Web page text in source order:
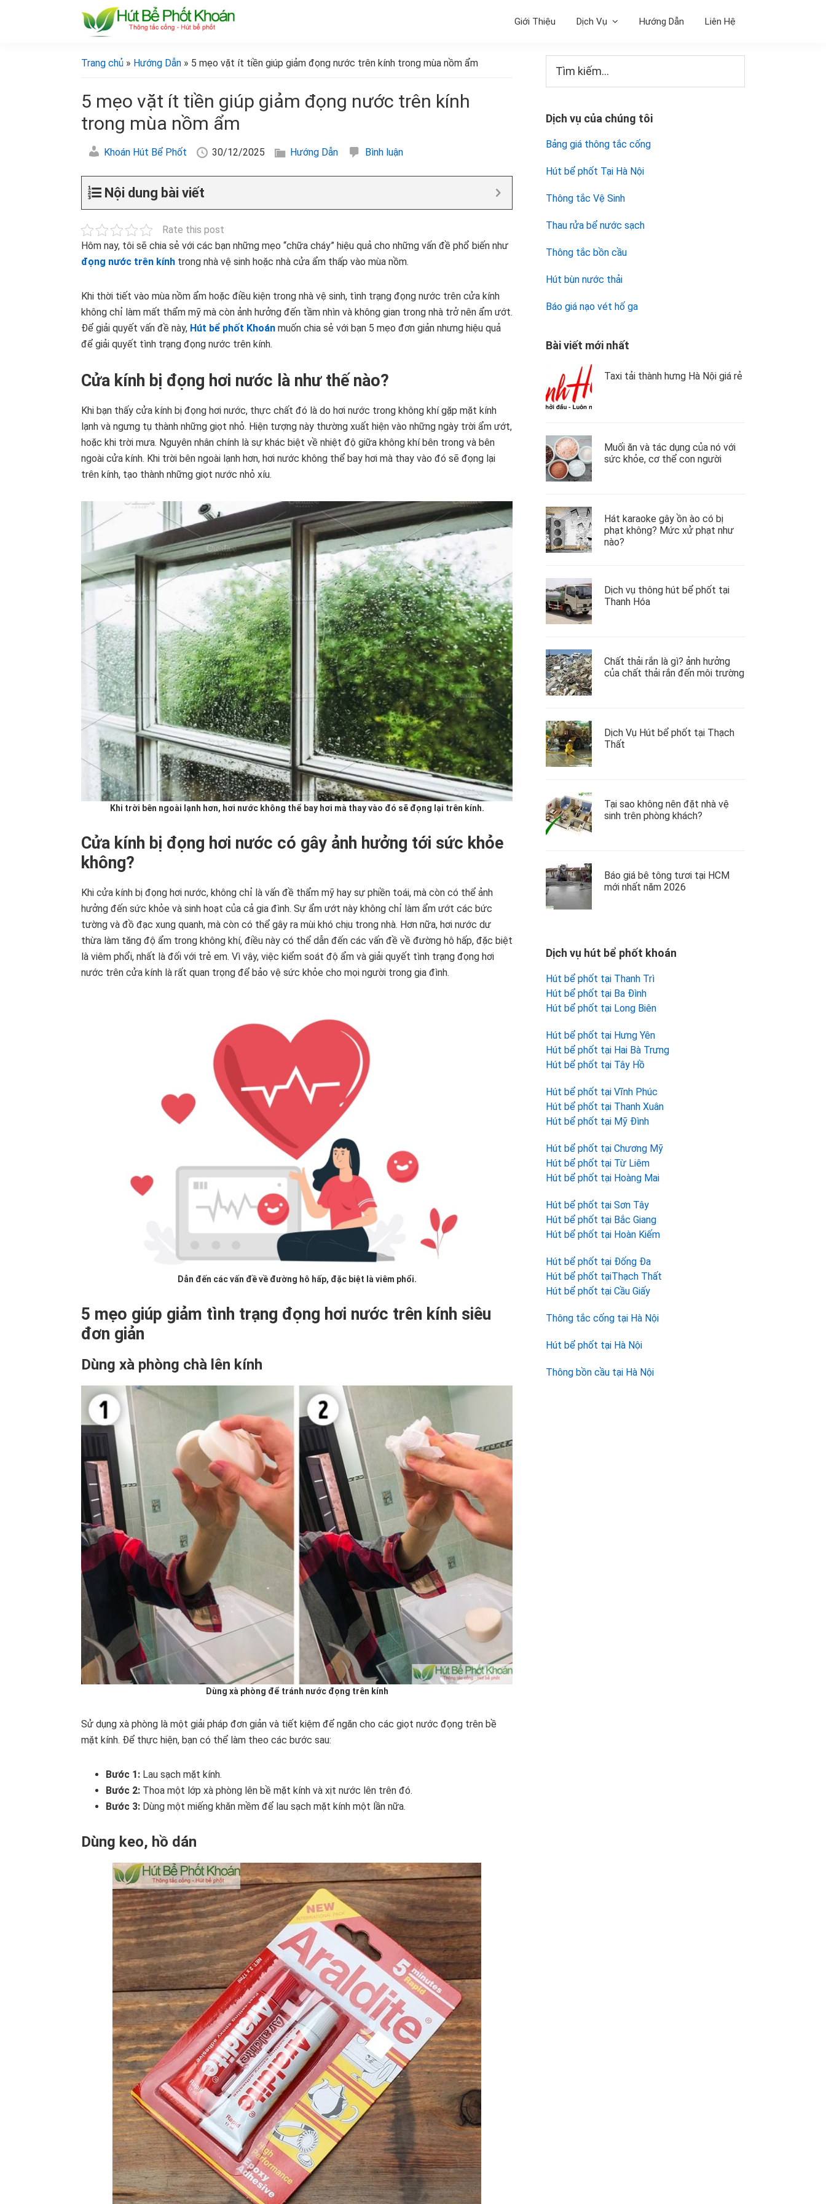
bể
phốt
bể
khoán]
Giới Thiệu Dịch Vụ Hướng Dẫn Liên Hệ
Trang chủ » Hướng Dẫn » 5 mẹo vặt ít tiền giúp giảm đọng nước trên kính trong mùa nồm ẩm
5 mẹo vặt ít tiền giúp giảm đọng nước trên kính
trong mùa nồm ẩm
Khoán Hút Bể Phốt 30/12/2025 Hướng Dẫn Bình luận
Nội dung bài viết
Rate this post
Hôm nay, tôi sẽ chia sẻ với các bạn những mẹo “chữa cháy” hiệu quả cho những vấn đề phổ biến như
đọng nước trên kính trong nhà vệ sinh hoặc nhà cửa ẩm thấp vào mùa nồm.
Khi thời tiết vào mùa nồm ẩm hoặc điều kiện trong nhà vệ sinh, tình trạng đọng nước trên cửa kính
không chỉ làm mất thẩm mỹ mà còn ảnh hưởng đến tầm nhìn và không gian trong nhà trở nên ẩm ướt.
Để giải quyết vấn đề này, Hút bể phốt Khoán muốn chia sẻ với bạn 5 mẹo đơn giản nhưng hiệu quả
để giải quyết tình trạng đọng nước trên kính.
Cửa kính bị đọng hơi nước là như thế nào?
Khi bạn thấy cửa kính bị đọng hơi nước, thực chất đó là do hơi nước trong không khí gặp mặt kính
lạnh và ngưng tụ thành những giọt nhỏ. Hiện tượng này thường xuất hiện vào những ngày trời ẩm ướt,
hoặc khi trời mưa. Nguyên nhân chính là sự khác biệt về nhiệt độ giữa không khí bên trong và bên
ngoài cửa kính. Khi trời bên ngoài lạnh hơn, hơi nước không thể bay hơi mà thay vào đó sẽ đọng lại
trên kính, tạo thành những giọt nước nhỏ xíu.
Khi trời bên ngoài lạnh hơn, hơi nước không thể bay hơi mà thay vào đó sẽ đọng lại trên kính.
Cửa kính bị đọng hơi nước có gây ảnh hưởng tới sức khỏe
không?
Khi cửa kính bị đọng hơi nước, không chỉ là vấn đề thẩm mỹ hay sự phiền toái, mà còn có thể ảnh
hưởng đến sức khỏe và sinh hoạt của cả gia đình. Sự ẩm ướt này không chỉ làm ẩm ướt các bức
tường và đồ đạc xung quanh, mà còn có thể gây ra mùi khó chịu trong nhà. Hơn nữa, hơi nước dư
thừa làm tăng độ ẩm trong không khí, điều này có thể dẫn đến các vấn đề về đường hô hấp, đặc biệt
là viêm phổi, nhất là đối với trẻ em. Vì vậy, việc kiểm soát độ ẩm và giải quyết tình trạng đọng hơi
nước trên cửa kính là rất quan trọng để bảo vệ sức khỏe cho mọi người trong gia đình.
Dẫn đến các vấn đề về đường hô hấp, đặc biệt là viêm phổi.
5 mẹo giúp giảm tình trạng đọng hơi nước trên kính siêu
đơn giản
Dùng xà phòng chà lên kính
Dùng xà phòng để tránh nước đọng trên kính
Sử dụng xà phòng là một giải pháp đơn giản và tiết kiệm để ngăn cho các giọt nước đọng trên bề
mặt kính. Để thực hiện, bạn có thể làm theo các bước sau:
Bước 1: Lau sạch mặt kính.
Bước 2: Thoa một lớp xà phòng lên bề mặt kính và xịt nước lên trên đó.
Bước 3: Dùng một miếng khăn mềm để lau sạch mặt kính một lần nữa.
Dùng keo, hồ dán
Sidebar
chính
kiếm...
Dịch vụ của chúng tôi
Bảng giá thông tắc cống
Hút bể phốt Tại Hà Nội
Thông tắc Vệ Sinh
Thau rửa bể nước sạch
Thông tắc bồn cầu
Hút bùn nước thải
Báo giá nạo vét hố ga
Bài viết mới nhất
Taxi tải thành hưng Hà Nội giá rẻ
Muối ăn và tác dụng của nó với
sức khỏe, cơ thể con người
Hát karaoke gây ồn ào có bị
phạt không? Mức xử phạt như
nào?
Dịch vụ thông hút bể phốt tại
Thanh Hóa
Chất thải rắn là gì? ảnh hưởng
của chất thải rắn đến môi trường
Dịch Vụ Hút bể phốt tại Thạch
Thất
Tại sao không nên đặt nhà vệ
sinh trên phòng khách?
Báo giá bê tông tươi tại HCM
mới nhất năm 2026
Dịch vụ hút bể phốt khoán
Hút bể phốt tại Thanh Trì
Hút bể phốt tại Ba Đình
Hút bể phốt tại Long Biên
Hút bể phốt tại Hưng Yên
Hút bể phốt tại Hai Bà Trưng
Hút bể phốt tại Tây Hồ
Hút bể phốt tại Vĩnh Phúc
Hút bể phốt tại Thanh Xuân
Hút bể phốt tại Mỹ Đình
Hút bể phốt tại Chương Mỹ
Hút bể phốt tại Từ Liêm
Hút bể phốt tại Hoàng Mai
Hút bể phốt tại Sơn Tây
Hút bể phốt tại Bắc Giang
Hút bể phốt tại Hoàn Kiếm
Hút bể phốt tại Đống Đa
Hút bể phốt tạiThạch Thất
Hút bể phốt tại Cầu Giấy
Thông tắc cống tại Hà Nội
Hút bể phốt tại Hà Nội
Thông bồn cầu tại Hà Nội